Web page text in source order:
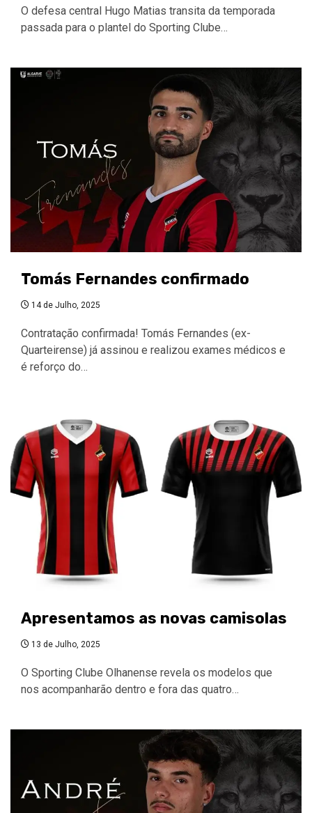
O defesa central Hugo Matias transita da temporada
passada para o plantel do Sporting Clube…
Tomás Fernandes confirmado
14 de Julho, 2025
Contratação confirmada! Tomás Fernandes (ex-
Quarteirense) já assinou e realizou exames médicos e
é reforço do…
Apresentamos as novas camisolas
13 de Julho, 2025
O Sporting Clube Olhanense revela os modelos que
nos acompanharão dentro e fora das quatro…